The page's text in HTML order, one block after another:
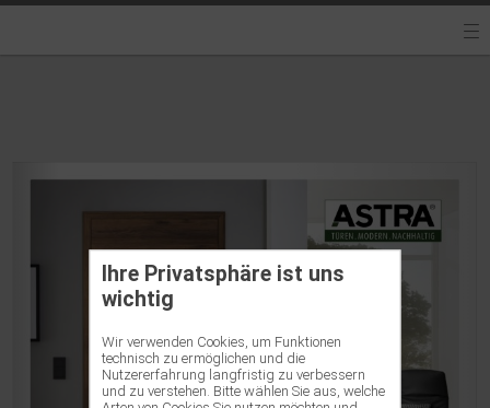
Ihre Privatsphäre ist uns
wichtig
Wir verwenden Cookies, um Funktionen
technisch zu ermöglichen und die
Nutzererfahrung langfristig zu verbessern
und zu verstehen. Bitte wählen Sie aus, welche